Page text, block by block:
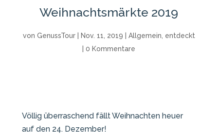
Weihnachtsmärkte 2019
von GenussTour| Nov. 11, 2019 Allgemein entdeckt
|0 Kommentare
Völlig überraschend fällt Weihnachten heuer
auf den 24. Dezember!